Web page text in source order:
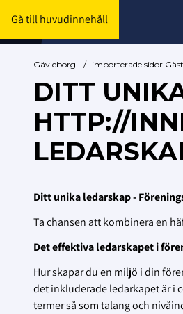
Gå till huvudinnehåll
Gävleborg / importerade sidor
DITT
HTTP://
Ditt unika ledarskap -
Ta chansen att kombinera en
Det effektiva ledarskapet i
Hur skapar du en miljö i din
det inkluderade ledarkapet är i
termer så som talang och